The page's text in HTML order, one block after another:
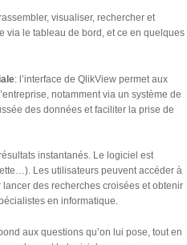
visualiser, rechercher et
via le tableau de bord, et ce en quelques
: l’interface de QlikView permet aux
notamment via un système de
des données et faciliter la prise de
instantanés. Le logiciel est
Les utilisateurs peuvent accéder à
lancer des recherches croisées et obtenir
en informatique.
aux questions qu’on lui pose, tout en